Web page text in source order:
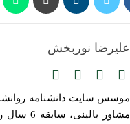
علیرضا نوربخش
موسس سایت دانشنامه
مشاور